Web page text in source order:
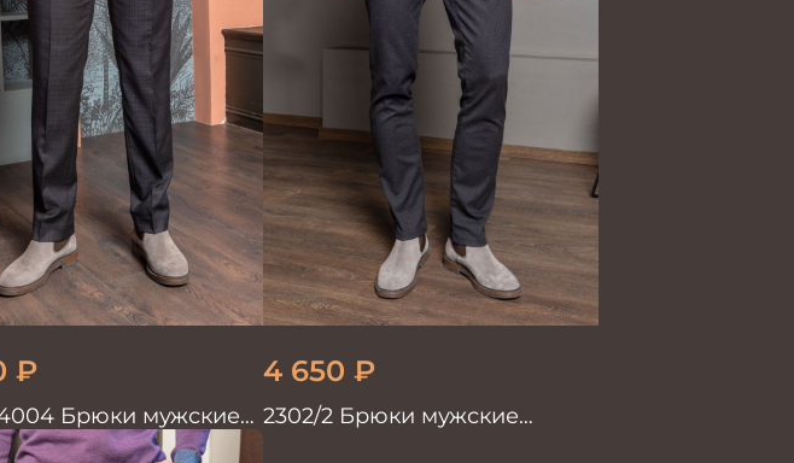
₽
Брюки мужские
4 650 ₽
2302/2 Брюки мужские